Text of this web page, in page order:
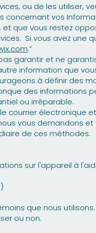
ou de les utiliser,
concernant vos
et que vous restez
Si vous avez
.”
garantir et ne
information que
à définir des
des informations
ou irréparable.
courrier électronique
vous demandons
de ces méthodes.
sur l'appareil à
que nous
ou non.